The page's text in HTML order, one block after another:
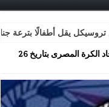
يقل أطفالًا بترعة
..قرارات مجلس ادارة اتحاد الكرة المصرى بتاريخ 26